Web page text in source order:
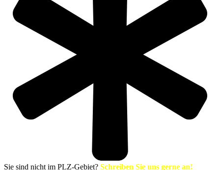
Sie sind nicht im PLZ-Gebiet? Schreiben Sie uns gerne an!